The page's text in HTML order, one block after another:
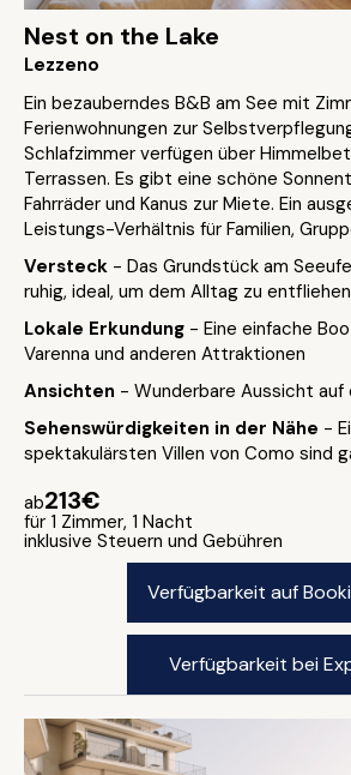
Nest on the Lake
Lezzeno
Ein bezauberndes B&B am See mit
Ferienwohnungen zur
Schlafzimmer verfügen über
Terrassen. Es gibt eine schöne
Fahrräder und Kanus zur Miete. Ein
Leistungs-Verhältnis für Familien,
Versteck - Das Grundstück am
ruhig, ideal, um dem Alltag zu
Lokale Erkundung - Eine einfache
Varenna und anderen Attraktionen
Ansichten - Wunderbare Aussicht auf
Sehenswürdigkeiten in der Nähe -
spektakulärsten Villen von Como sind
ab213€
für 1 Zimmer, 1 Nacht
inklusive Steuern und Gebühren
Verfügbarkeit auf
Verfügbarkeit bei